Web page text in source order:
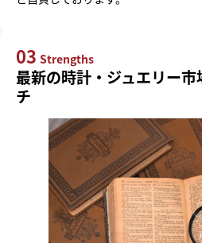
03 Strengths
最新の時計・ジュエリー
チ